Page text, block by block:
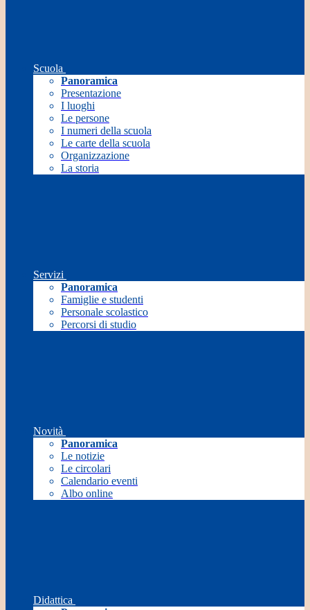
Scuola
Panoramica
Presentazione
I luoghi
Le persone
I numeri della scuola
Le carte della scuola
Organizzazione
La storia
Servizi
Panoramica
Famiglie e studenti
Personale scolastico
Percorsi di studio
Novità
Panoramica
Le notizie
Le circolari
Calendario eventi
Albo online
Didattica